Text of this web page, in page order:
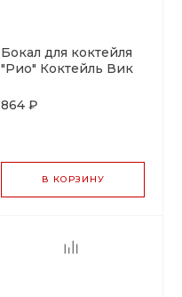
Бокал для коктейля
"Рио" Коктейль Вик
864 ₽
В КОРЗИНУ